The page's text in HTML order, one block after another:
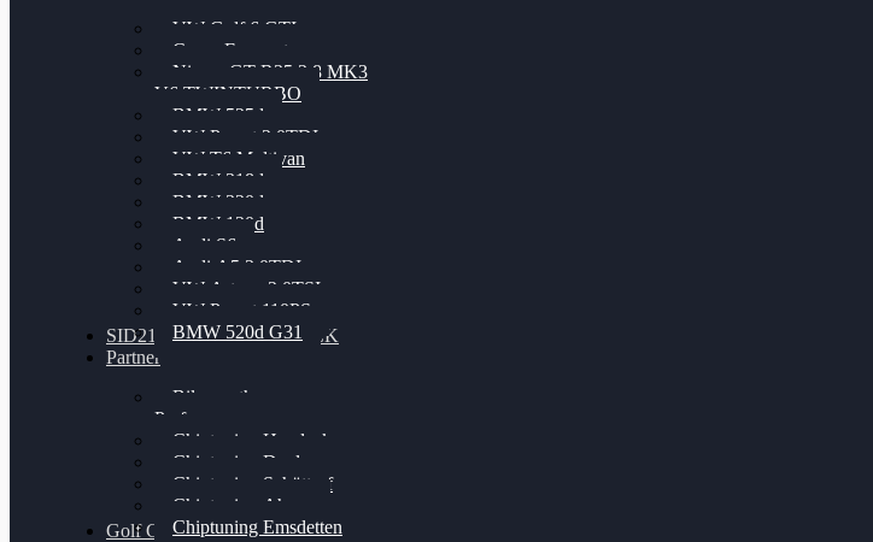
VW Golf 6 GTI
Cupra Formentor
Nissan GT-R35 3.8 MK3
V6 TWINTURBO
BMW 525d
VW Passat 2.0TDI
VW T6 Multivan
BMW 318d
BMW 320d
BMW 120d
Audi S6
Audi A5 3.0TDI
VW Arteon 2.0TSI
VW Passat 110PS
BMW 520d G31
SID212 / 212EVO UNLOCK
Partner
Bilgenroth
Performance
Chiptuning Herzlacke
Chiptuning Duelmen
Chiptuning Schüttorf
Chiptuning Ahaus
Chiptuning Emsdetten
Golf Gewinnspiel